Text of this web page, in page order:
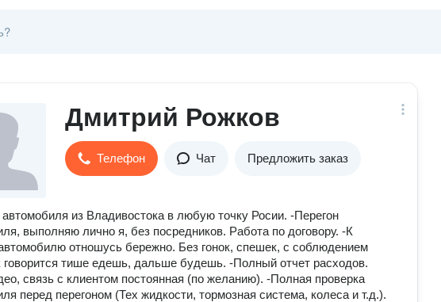
Дмитрий Рожков
Телефон Чат Предложить заказ
автомобиля из Владивостока в любую точку Росии. -Перегон
выполняю лично я, без посредников. Работа по договору. -К
отношусь бережно. Без гонок, спешек, с соблюдением
тише едешь, дальше будешь. -Полный отчет расходов.
связь с клиентом постоянная (по желанию). -Полная проверка
перед перегоном (Тех жидкости, тормозная система, колеса и т.д.).